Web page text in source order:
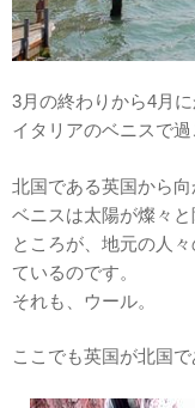
3月の終わりから4月
イタリアのベニスで過
北国である英国から向
ベニスは太陽が燦々
ところが、地元の人
ているのです。
それも、ウール。
ここでも英国が北国